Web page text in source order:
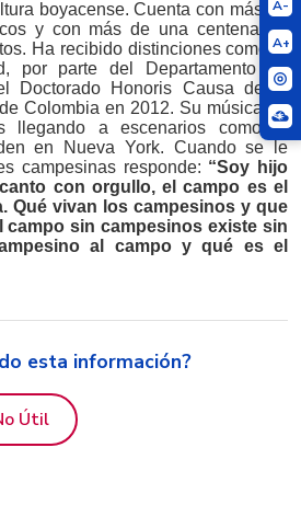
A-
A+
boyacense. Cuenta con más de
y con más de una centena de
Ha recibido distinciones como la
por parte del Departamento de
Doctorado Honoris Causa de la
Colombia en 2012. Su música ha
llegando a escenarios como el
en Nueva York. Cuando se le
campesinas responde: “Soy hijo
con orgullo, el campo es el
Qué vivan los campesinos y que
campo sin campesinos existe sin
al campo y qué es el
esta información?
Útil